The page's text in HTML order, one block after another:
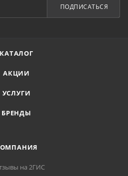
ПОДПИСАТЬСЯ
КАТАЛОГ
АКЦИИ
УСЛУГИ
БРЕНДЫ
на 2ГИС